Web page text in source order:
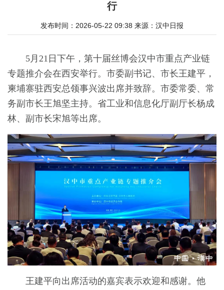
行
发布时间：2026-05-22 09:38 来源： 汉中日报
5月21日下午，第十届丝博会汉中市重点产业链
专题推介会在西安举行。市委副书记、市长王建平，
柬埔寨驻西安总领事兴波出席并致辞。市委常委、常
务副市长王旭坚主持。省工业和信息化厅副厅长杨成
林、副市长宋旭等出席。
王建平向出席活动的嘉宾表示欢迎和感谢。他